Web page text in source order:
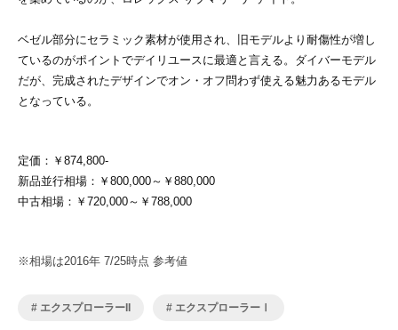
ベゼル部分にセラミック素材が使用され、旧モデルより耐傷性が増し
ているのがポイントでデイリユースに最適と言える。ダイバーモデル
だが、完成されたデザインでオン・オフ問わず使える魅力あるモデル
となっている。
定価：￥874,800-
新品並行相場：￥800,000～￥880,000
中古相場：￥720,000～￥788,000
※相場は2016年 7/25時点 参考値
エクスプローラーII エクスプローラーⅠ